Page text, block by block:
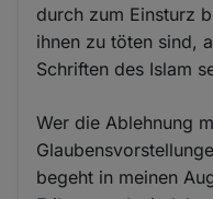
durch zum Einsturz
ihnen zu töten sind,
Schriften des Islam
Wer die Ablehnung
begeht in meinen